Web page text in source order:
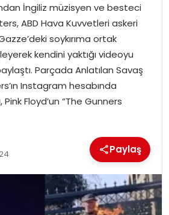
İngiliz müzisyen ve besteci
ABD Hava Kuvvetleri askeri
soykırıma ortak
kendini yaktığı videoyu
Parçada Anlatılan Savaş
Instagram hesabında
Floyd’un “The Gunners
Paylaş